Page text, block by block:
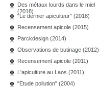
Des métaux lourds dans le miel
(2018)
"Le dernier apiculteur" (2018)
Recensement apicole (2015)
Parckdesign (2014)
Observations de butinage (2012)
Recensement apicole (2011)
L'apiculture au Laos (2011)
"Etude pollution" (2004)